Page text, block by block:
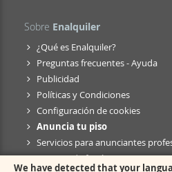
Sobre Enalquiler
¿Qué es Enalquiler?
Preguntas frecuentes - Ayuda
Publicidad
Políticas y Condiciones
Configuración de cookies
Anuncia tu piso
Servicios para anunciantes
Anuncio de fusión
We have detected that your